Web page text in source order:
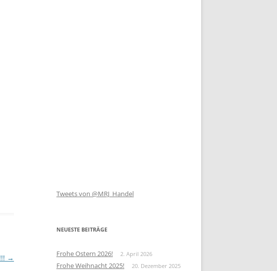
→
Tweets von @MRJ_Handel
NEUESTE BEITRÄGE
Frohe Ostern 2026! 2. April 2026
Frohe Weihnacht 2025! 20. Dezember 2025